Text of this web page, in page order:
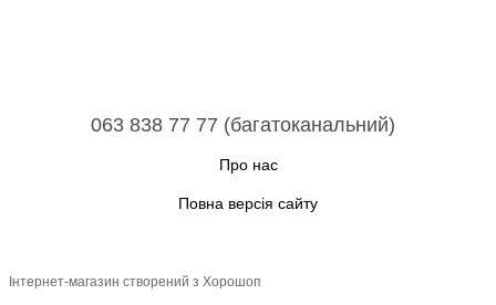
063 838 77 77 (багатоканальний)
Про нас
Повна версія сайту
Інтернет-магазин створений з Хорошоп